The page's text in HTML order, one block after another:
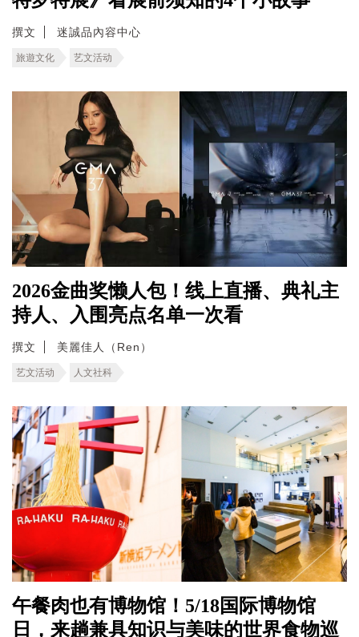
撰文 迷誠品內容中心
旅遊文化 艺文活动
2026金曲奖懒人包！线上直播、典礼主
持人、入围亮点名单一次看
撰文 美麗佳人（Ren）
艺文活动 人文社科
午餐肉也有博物馆！5/18国际博物馆
日，来趟兼具知识与美味的世界食物巡